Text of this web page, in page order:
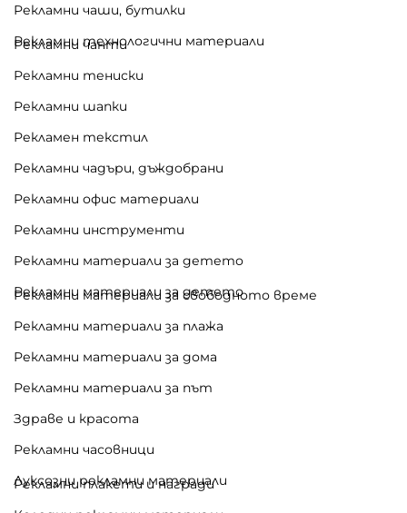
Рекламни чаши, бутилки
Рекламни технологични материали
Рекламни чанти
Рекламни тениски
Рекламни шапки
Рекламен текстил
Рекламни чадъри, дъждобрани
Рекламни офис материали
Рекламни инструменти
Рекламни материали за детето
Рекламни материали за детето
Рекламни материали за свободното време
Рекламни материали за плажа
Рекламни материали за дома
Рекламни материали за път
Здраве и красота
Рекламни часовници
Луксозни рекламни материали
Рекламни плакети и награди